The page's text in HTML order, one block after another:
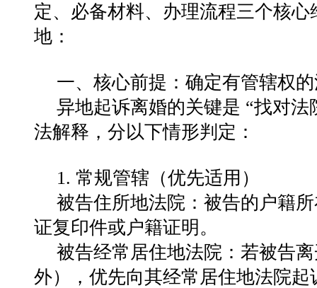
定、必备材料、办理流程三个核
地：
一、核心前提：确定有管辖权
异地起诉离婚的关键是 “找对法
法解释，分以下情形判定：
1. 常规管辖（优先适用）
被告住所地法院 ：被告的户籍
证复印件或户籍证明。
被告经常居住地法院 ：若被告
外），优先向其经常居住地法院